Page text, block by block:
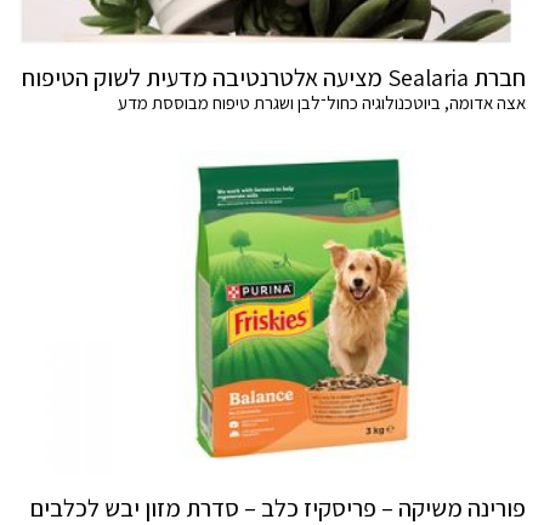
חברת Sealaria מציעה אלטרנטיבה מדעית לשוק הטיפוח
אצה אדומה, ביוטכנולוגיה כחול־לבן ושגרת טיפוח מבוססת מדע
פורינה משיקה – פריסקיז כלב – סדרת מזון יבש לכלבים